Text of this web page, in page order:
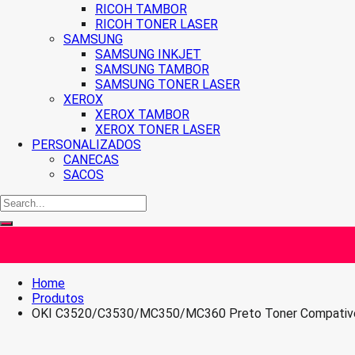
RICOH TAMBOR
RICOH TONER LASER
SAMSUNG
SAMSUNG INKJET
SAMSUNG TAMBOR
SAMSUNG TONER LASER
XEROX
XEROX TAMBOR
XEROX TONER LASER
PERSONALIZADOS
CANECAS
SACOS
Home
Produtos
OKI C3520/C3530/MC350/MC360 Preto Toner